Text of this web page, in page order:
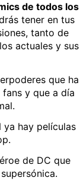
de todos los
tener en tus
tanto de
actuales y sus
que ha
y que a día
ya hay películas
de DC que